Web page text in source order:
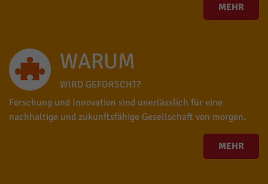
MEHR
WARUM
WIRD GEFORSCHT?
Forschung und Innovation sind unerlässlich für eine
nachhaltige und zukunftsfähige Gesellschaft von morgen.
MEHR